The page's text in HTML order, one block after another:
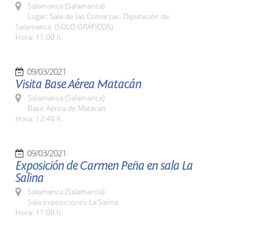
Salamanca (Salamanca)
Lugar: Sala de las Comarcas. Diputación de
Salamanca. (SOLO GRÁFICOS)
Hora: 11:00 h.
09/03/2021
Visita Base Aérea Matacán
Salamanca (Salamanca)
Base Aérea de Matacán
Hora: 12:40 h.
09/03/2021
Exposición de Carmen Peña en sala La
Salina
Salamanca (Salamanca)
Sala exposiciones La Salina.
Hora: 11:00 h.